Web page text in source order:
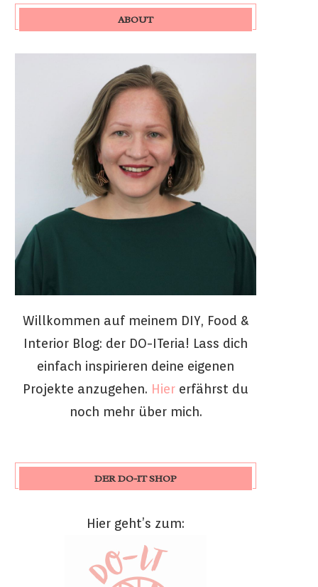
ABOUT
Willkommen auf meinem DIY, Food &
Interior Blog: der DO-ITeria! Lass dich
einfach inspirieren deine eigenen
Projekte anzugehen. Hier erfährst du
noch mehr über mich.
DER DO-IT SHOP
Hier geht’s zum: